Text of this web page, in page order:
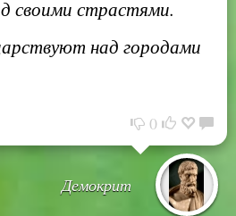
своими страстями.
над городами
0
Демокрит